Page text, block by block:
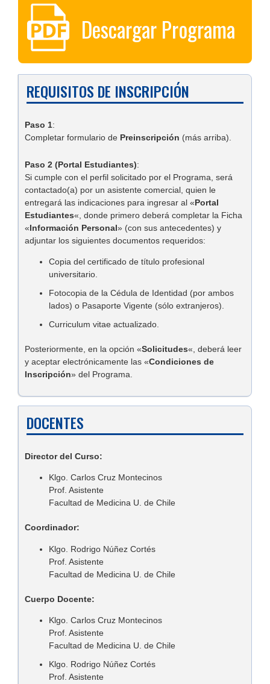
Descargar Programa
REQUISITOS DE INSCRIPCIÓN
Paso 1:
Completar formulario de Preinscripción (más arriba).
Paso 2 (Portal Estudiantes):
Si cumple con el perfil solicitado por el Programa, será
contactado(a) por un asistente comercial, quien le
entregará las indicaciones para ingresar al «Portal
Estudiantes«, donde primero deberá completar la Ficha
«Información Personal» (con sus antecedentes) y
adjuntar los siguientes documentos requeridos:
Copia del certificado de título profesional
universitario.
Fotocopia de la Cédula de Identidad (por ambos
lados) o Pasaporte Vigente (sólo extranjeros).
Curriculum vitae actualizado.
Posteriormente, en la opción «Solicitudes«, deberá leer
y aceptar electrónicamente las «Condiciones de
Inscripción» del Programa.
DOCENTES
Director del Curso:
Klgo. Carlos Cruz Montecinos
Prof. Asistente
Facultad de Medicina U. de Chile
Coordinador:
Klgo. Rodrigo Núñez Cortés
Prof. Asistente
Facultad de Medicina U. de Chile
Cuerpo Docente:
Klgo. Carlos Cruz Montecinos
Prof. Asistente
Facultad de Medicina U. de Chile
Klgo. Rodrigo Núñez Cortés
Prof. Asistente